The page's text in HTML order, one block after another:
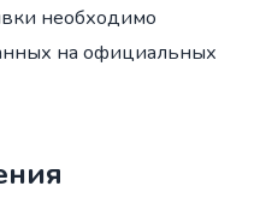
необходимо
на официальных